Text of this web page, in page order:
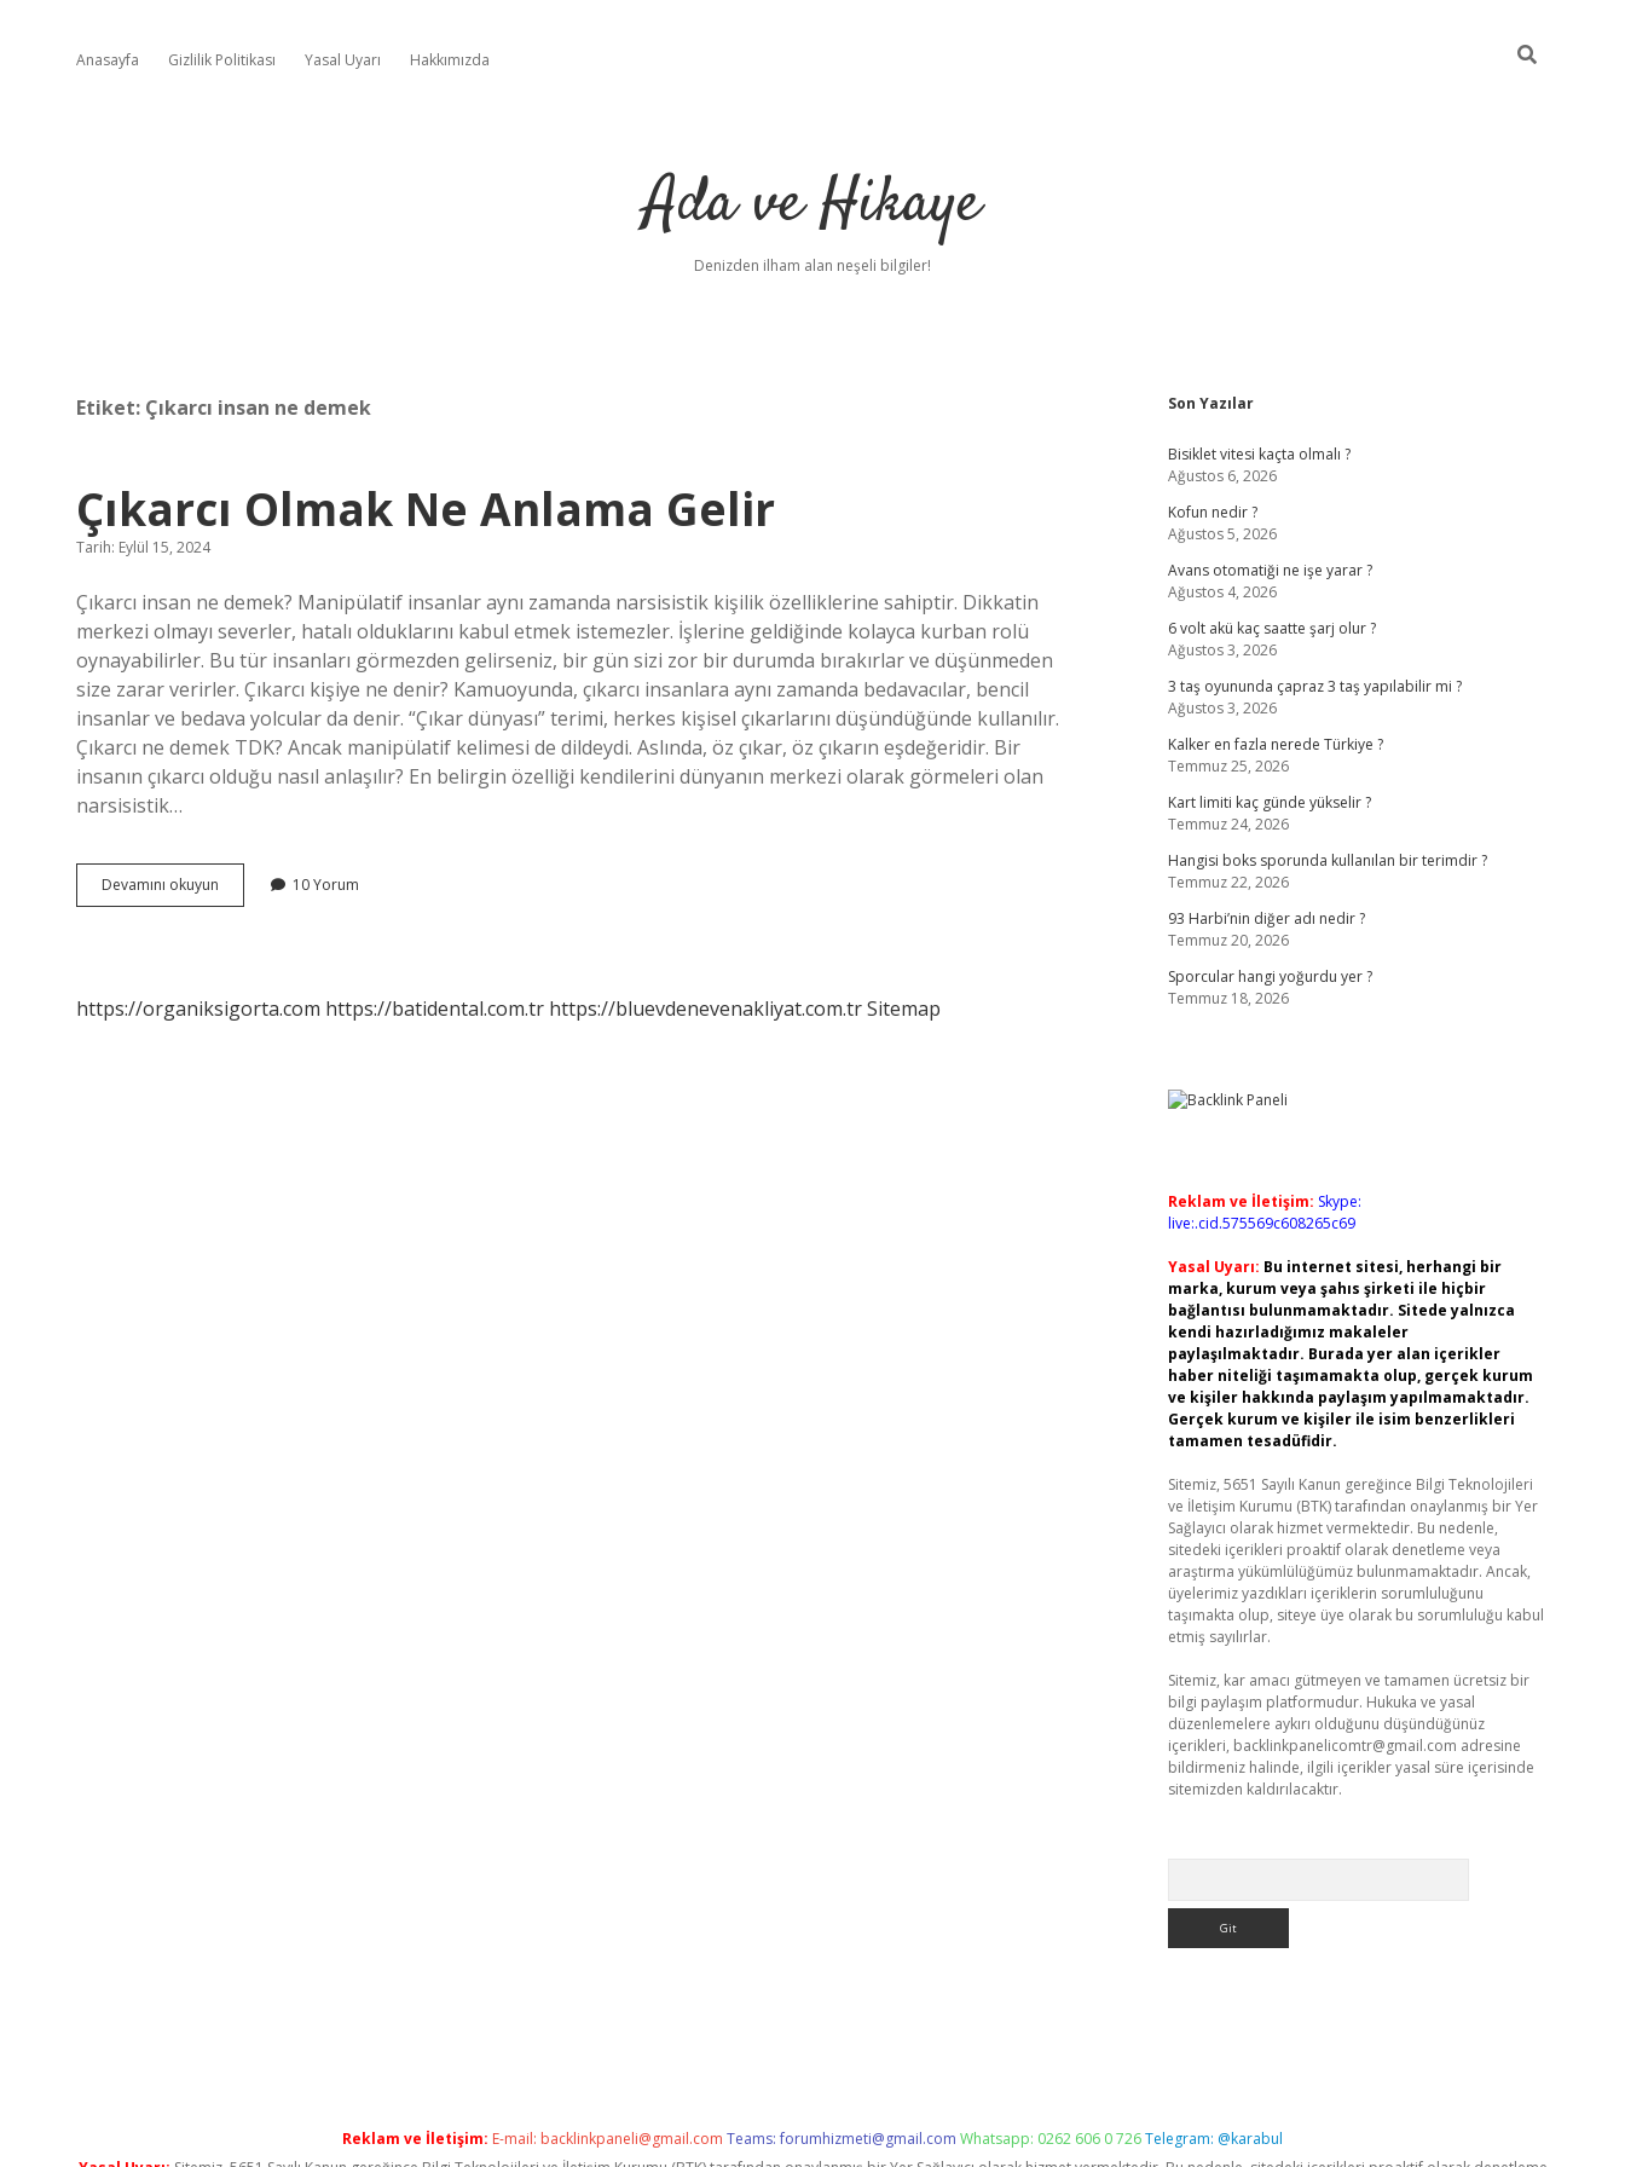
Anasayfa Gizlilik Politikası Yasal Uyarı Hakkımızda
Ada ve Hikaye
Denizden ilham alan neşeli bilgiler!
Etiket: Çıkarcı insan ne demek
Çıkarcı Olmak Ne Anlama Gelir
Tarih: Eylül 15, 2024
Çıkarcı insan ne demek? Manipülatif insanlar aynı zamanda narsisistik kişilik özelliklerine sahiptir. Dikkatin
merkezi olmayı severler, hatalı olduklarını kabul etmek istemezler. İşlerine geldiğinde kolayca kurban rolü
oynayabilirler. Bu tür insanları görmezden gelirseniz, bir gün sizi zor bir durumda bırakırlar ve düşünmeden
size zarar verirler. Çıkarcı kişiye ne denir? Kamuoyunda, çıkarcı insanlara aynı zamanda bedavacılar, bencil
insanlar ve bedava yolcular da denir. “Çıkar dünyası” terimi, herkes kişisel çıkarlarını düşündüğünde kullanılır.
Çıkarcı ne demek TDK? Ancak manipülatif kelimesi de dildeydi. Aslında, öz çıkar, öz çıkarın eşdeğeridir. Bir
insanın çıkarcı olduğu nasıl anlaşılır? En belirgin özelliği kendilerini dünyanın merkezi olarak görmeleri olan
narsisistik…
Devamını okuyun
Olmak
10 Yorum
https://organiksigorta.com https://batidental.com.tr https://bluevdenevenakliyat.com.trSitemap
Sidebar
Son Yazılar
Bisiklet vitesi kaçta olmalı ?
Ağustos 6, 2026
Kofun nedir ?
Ağustos 5, 2026
Avans otomatiği ne işe yarar ?
Ağustos 4, 2026
6 volt akü kaç saatte şarj olur ?
Ağustos 3, 2026
3 taş oyununda çapraz 3 taş yapılabilir mi ?
Ağustos 3, 2026
Kalker en fazla nerede Türkiye ?
Temmuz 25, 2026
Kart limiti kaç günde yükselir ?
Temmuz 24, 2026
Hangisi boks sporunda kullanılan bir terimdir ?
Temmuz 22, 2026
93 Harbi’nin diğer adı nedir ?
Temmuz 20, 2026
Sporcular hangi yoğurdu yer ?
Temmuz 18, 2026
Reklam ve İletişim: Skype:
live:.cid.575569c608265c69
Yasal Uyarı: Bu internet sitesi, herhangi bir
marka, kurum veya şahıs şirketi ile hiçbir
bağlantısı bulunmamaktadır. Sitede yalnızca
kendi hazırladığımız makaleler
paylaşılmaktadır. Burada yer alan içerikler
haber niteliği taşımamakta olup, gerçek kurum
ve kişiler hakkında paylaşım yapılmamaktadır.
Gerçek kurum ve kişiler ile isim benzerlikleri
tamamen tesadüfidir.
Sitemiz, 5651 Sayılı Kanun gereğince Bilgi Teknolojileri
ve İletişim Kurumu (BTK) tarafından onaylanmış bir Yer
Sağlayıcı olarak hizmet vermektedir. Bu nedenle,
sitedeki içerikleri proaktif olarak denetleme veya
araştırma yükümlülüğümüz bulunmamaktadır. Ancak,
üyelerimiz yazdıkları içeriklerin sorumluluğunu
taşımakta olup, siteye üye olarak bu sorumluluğu kabul
etmiş sayılırlar.
Sitemiz, kar amacı gütmeyen ve tamamen ücretsiz bir
bilgi paylaşım platformudur. Hukuka ve yasal
düzenlemelere aykırı olduğunu düşündüğünüz
içerikleri, backlinkpanelicomtr@gmail.com adresine
bildirmeniz halinde, ilgili içerikler yasal süre içerisinde
sitemizden kaldırılacaktır.
Reklam ve İletişim: E-mail: backlinkpaneli@gmail.com Teams:forumhizmeti@gmail.com Whatsapp: 0262 606 0 726Telegram: @karabul